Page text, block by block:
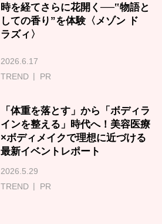
時を経てさらに花開く──‟物語と
しての香り”を体験〈メゾン ド
ラズィ〉
2026.6.17
TREND
PR
「体重を落とす」から「ボディラ
インを整える」時代へ！美容医療
×ボディメイクで理想に近づける
最新イベントレポート
2026.5.29
TREND
PR